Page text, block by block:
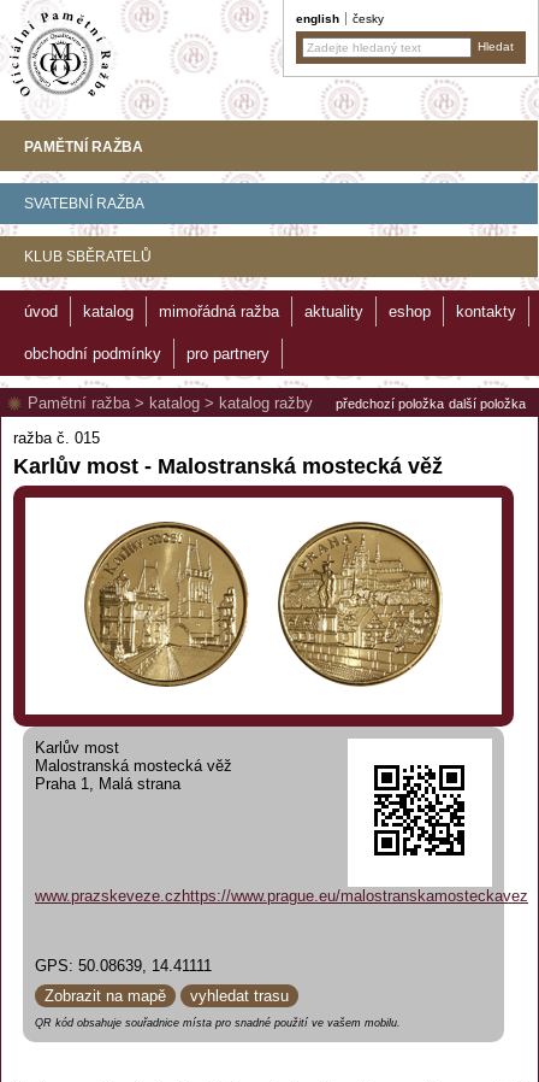
english česky
PAMĚTNÍ RAŽBA
SVATEBNÍ RAŽBA
KLUB SBĚRATELŮ
úvod katalog mimořádná ražba aktuality eshop kontakty
obchodní podmínky pro partnery
předchozí položka další položka
Pamětní ražba> katalog > katalog ražby
ražba č. 015
Karlův most - Malostranská mostecká věž
Karlův most
Malostranská mostecká věž
Praha 1, Malá strana
www.prazskeveze.cz https://www.prague.eu/malostranskamosteckavez
GPS: 50.08639, 14.41111
Zobrazit na mapě
vyhledat trasu
QR kód obsahuje souřadnice místa pro snadné použití ve vašem mobilu.